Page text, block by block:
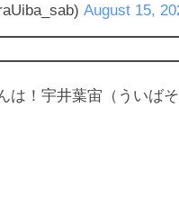
August 15,
は！宇井葉宙（ういばそ